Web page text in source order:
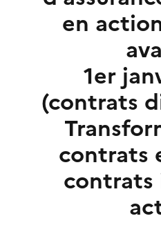
en
1er
(contrats
contrats
contrats